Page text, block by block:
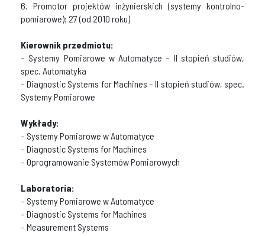
6. Promotor projektów inżynierskich (systemy kontrolno-
pomiarowe): 27 (od 2010 roku)
Kierownik przedmiotu:
– Systemy Pomiarowe w Automatyce – II stopień studiów,
spec. Automatyka
– Diagnostic Systems for Machines – II stopień studiów, spec.
Systemy Pomiarowe
Wykłady:
– Systemy Pomiarowe w Automatyce
– Diagnostic Systems for Machines
– Oprogramowanie Systemów Pomiarowych
Laboratoria:
– Systemy Pomiarowe w Automatyce
– Diagnostic Systems for Machines
– Measurement Systems